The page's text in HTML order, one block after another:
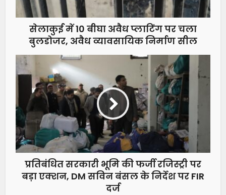
सेलाकुई में 10 बीघा अवैध प्लाटिंग पर चला
बुलडोजर, अवैध व्यावसायिक निर्माण सील
प्रतिबंधित सरकारी भूमि की फर्जी रजिस्ट्री पर
बड़ा एक्शन, DM सविन बंसल के निर्देश पर FIR
दर्ज